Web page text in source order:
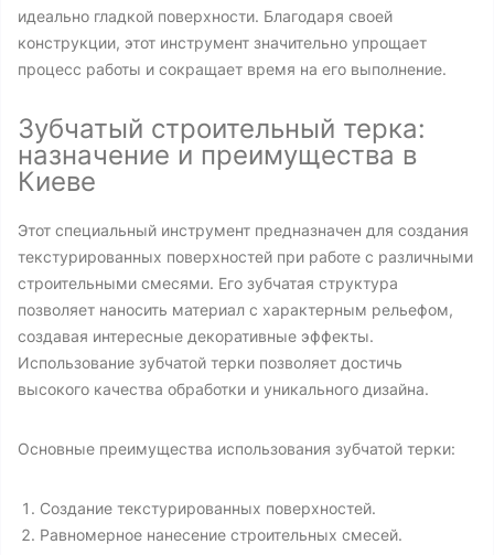
идеально гладкой поверхности. Благодаря своей
конструкции, этот инструмент значительно упрощает
процесс работы и сокращает время на его выполнение.
Зубчатый строительный терка:
назначение и преимущества в
Киеве
Этот специальный инструмент предназначен для создания
текстурированных поверхностей при работе с различными
строительными смесями. Его зубчатая структура
позволяет наносить материал с характерным рельефом,
создавая интересные декоративные эффекты.
Использование зубчатой терки позволяет достичь
высокого качества обработки и уникального дизайна.
Основные преимущества использования зубчатой терки:
Создание текстурированных поверхностей.
Равномерное нанесение строительных смесей.